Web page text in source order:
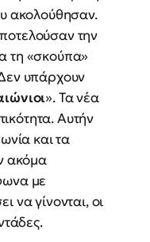
ακολούθησαν.
την
τη «σκούπα»
υπάρχουν
». Τα νέα
Αυτήν
και τα
ακόμα
με
να γίνονται, οι